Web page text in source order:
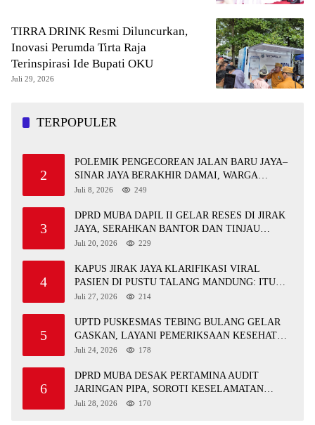
TIRRA DRINK Resmi Diluncurkan,
Inovasi Perumda Tirta Raja
Terinspirasi Ide Bupati OKU
Juli 29, 2026
TERPOPULER
2
POLEMIK PENGECOREAN JALAN BARU JAYA–
SINAR JAYA BERAKHIR DAMAI, WARGA
APRESIASI PERAN FORKOPIMCAM DAN DPRD
Juli 8, 2026 249
3
DPRD MUBA DAPIL II GELAR RESES DI JIRAK
JAYA, SERAHKAN BANTOR DAN TINJAU
JALAN RUSAK SERTA TPS 3R
Juli 20, 2026 229
4
KAPUS JIRAK JAYA KLARIFIKASI VIRAL
PASIEN DI PUSTU TALANG MANDUNG: ITU
MISKOMUNIKASI
Juli 27, 2026 214
5
UPTD PUSKESMAS TEBING BULANG GELAR
GASKAN, LAYANI PEMERIKSAAN KESEHATAN
GRATIS UNTUK ASN DI SUNGAI KERUH
Juli 24, 2026 178
6
DPRD MUBA DESAK PERTAMINA AUDIT
JARINGAN PIPA, SOROTI KESELAMATAN
WARGA JIRAK
Juli 28, 2026 170